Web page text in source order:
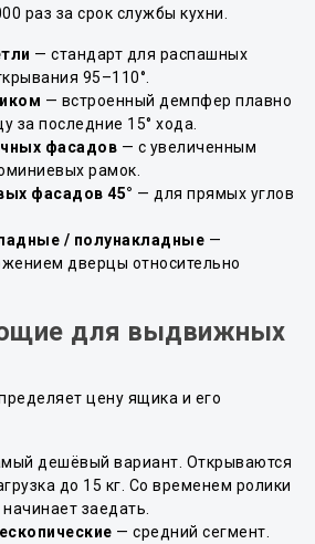
раз за срок службы кухни.
— стандарт для распашных
95–110°.
— встроенный демпфер плавно
за последние 15° хода.
фасадов — с увеличенным
рамок.
фасадов 45° — для прямых углов
/ полунакладные —
дверцы относительно
для выдвижных
цену ящика и его
дешёвый вариант. Открываются
до 15 кг. Со временем ролики
заедать.
— средний сегмент.